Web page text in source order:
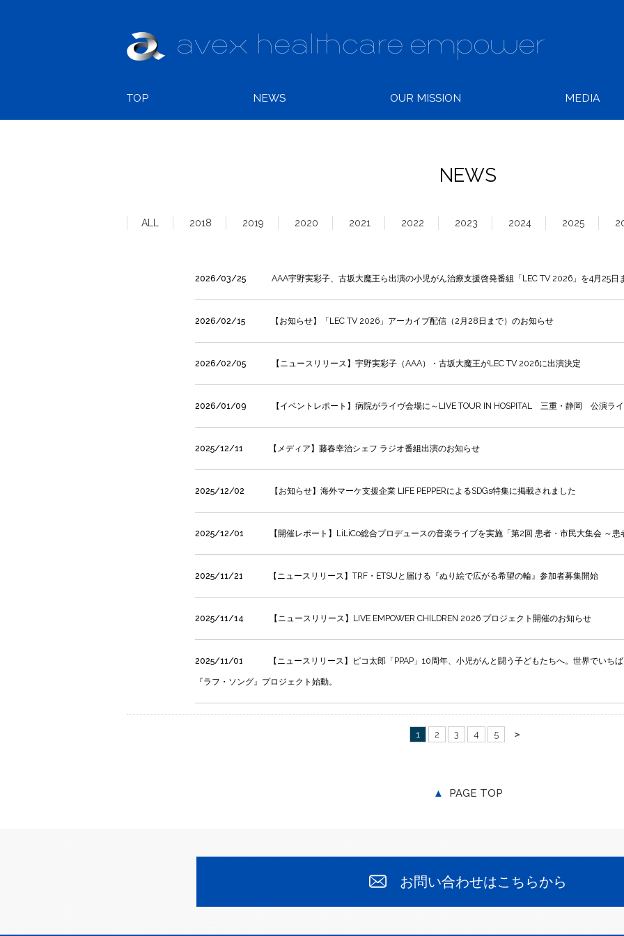
TOP NEWS OUR MISSION MEDIA
NEWS
ALL 2018 2019 2020 2021 2022 2023 2024 2025
2026/03/25 AAA宇野実彩子、古坂大魔王ら出演の小児がん治療支援啓発番組「LEC TV 2026」を4月25日
2026/02/15 【お知らせ】「LEC TV 2026」アーカイブ配信（2月28日まで）のお知らせ
2026/02/05 【ニュースリリース】宇野実彩子（AAA）・古坂大魔王がLEC TV 2026に出演決定
2026/01/09 【イベントレポート】病院がライヴ会場に～LIVE TOUR IN HOSPITAL 三重・静岡 公演ラ
2025/12/11 【メディア】藤春幸治シェフ ラジオ番組出演のお知らせ
2025/12/02 【お知らせ】海外マーケ支援企業 LIFE PEPPERによるSDGs特集に掲載されました
2025/12/01 【開催レポート】LiLiCo総合プロデュースの音楽ライブを実施「第2回 患者・市民大集会 ～患
2025/11/21 【ニュースリリース】TRF・ETSUと届ける『ぬり絵で広がる希望の輪』参加者募集開始
2025/11/14 【ニュースリリース】LIVE EMPOWER CHILDREN 2026 プロジェクト開催のお知らせ
2025/11/01
【ニュースリリース】ピコ太郎「PPAP」10周年、小児がんと闘う子どもたちへ。世界でいちば
『ラフ・ソング』プロジェクト始動。
1 2 3 4 5 ＞
▲ PAGE TOP
お問い合わせはこちらから